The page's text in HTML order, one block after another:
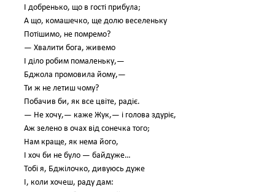
І добренько, що в гості прибула;
А що, комашечко, ще долю веселеньку
Потішимо, не помремо?
— Хвалити бога, живемо
І діло робим помаленьку,—
Бджола промовила йому,—
Ти ж не летиш чому?
Побачив би, як все цвіте, радіє.
— Не хочу,— каже Жук,— і голова здуріє,
Аж зелено в очах від сонечка того;
Нам краще, як нема його,
І хоч би не було — байдуже…
Тобі я, Бджілочко, дивуюсь дуже
І, коли хочеш, раду дам: